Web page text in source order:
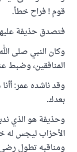
قوم ! فراح خطأ.
فتصدق حذيفة
وكان النبي صلى
المنافقين، وضبط
وقد ناشده عمر:
بعدك.
وحذيفة هو الذي
الأحزاب ليجس له